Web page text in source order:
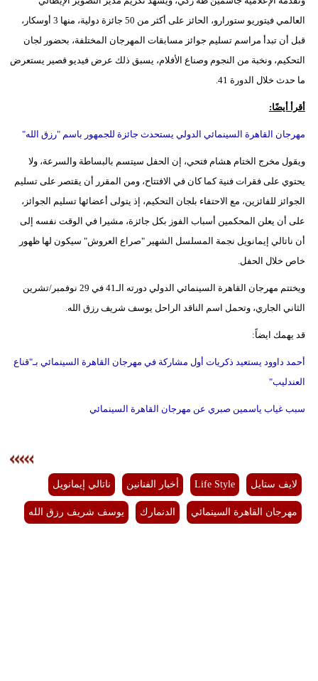
العالمي فيتوريو ستورارو، الحائز على أكثر من 50 جائزة دولية، منها 3 أوسكار،
قبل أن تبدأ مراسم تسليم جوائز مسابقات المهرجان المختلفة، بحضور لجان
التحكيم، ونخبة من النجوم وصناع الأفلام، يسبق ذلك عرض فيديو قصير يستعرض
ما حدث خلال الدورة 41.
أقرأ أيضًا:
مهرجان القاهرة السينمائي الدولي يستحدث جائزة للجمهور باسم "رزق الله"
ويقول مخرج الختام هشام فتحي، إن الحفل سيتسم بالبساطة والسرعة، ولا
يحتوي على فقرات فنية كما كان في الافتتاح، ومن المقرر أن يقتصر على تسليم
الجوائز للفائزين، مع الاحتفاء بلجان التحكيم، إذ يتولى أعضائها تسليم الجوائز،
على أن يعلن المحكمين أسباب الفوز بكل جائزة، مشيرا في الوقت نفسه إلى
أن ناتالي إيمانويل نجمة المسلسل الشهير "صراع العروش" سيكون لها ظهور
خاص خلال الحفل.
ويختتم مهرجان القاهرة السينمائي الدولي دورته الـ41 في 29 نوفمبر/تشرين
الثاني الجاري، وتحمل اسم الناقد الراحل يوسف شريف رزق الله.
قد يهمك ايضاً:
أحمد داوود يستعيد ذكريات أول مشاركة في مهرجان القاهرة السينمائي بـ"قناع
العندليب"
سبب غياب ياسمين صبري عن مهرجان القاهرة السينمائي
لايف ستايل Life Style أخبار الفنانين ناتالي إيمانويل
مهرجان القاهرة السينمائي الدنمارك يوسف شريف رزق الله